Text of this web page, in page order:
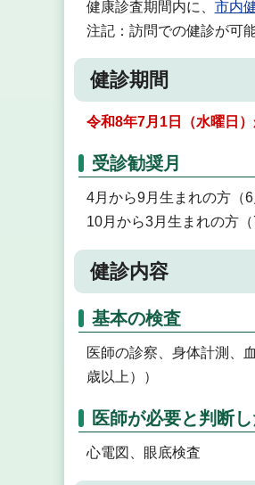
健康診査期間内に、 市内
注記：訪問での健診が可
健診期間
令和8年7月1日（水曜日
受診勧奨月
4月から9月生まれの方（
10月から3月生まれの方
健診内容
基本の検査
医師の診察、身体計測、
歳以上））
医師が必要と判断
心電図、眼底検査